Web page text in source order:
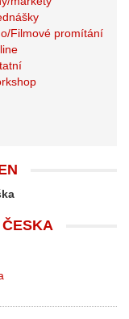
Filmové promítání